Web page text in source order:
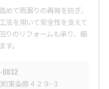
て雨漏りの再発を防ぎ、
法を用いて安全性を支えて
りのリフォームも承り、細
。
0832
東粂原４２９−３